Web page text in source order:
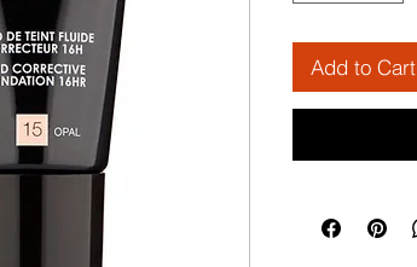
Add to Cart